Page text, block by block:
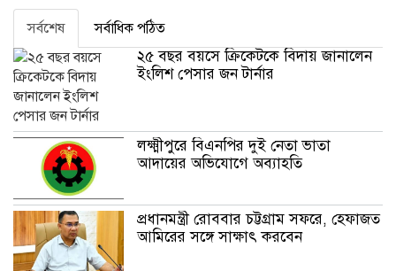
সর্বশেষ সর্বাধিক পঠিত
২৫ বছর বয়সে ক্রিকেটকে বিদায় জানালেন
ইংলিশ পেসার জন টার্নার
লক্ষ্মীপুরে বিএনপির দুই নেতা ভাতা
আদায়ের অভিযোগে অব্যাহতি
প্রধানমন্ত্রী রোববার চট্টগ্রাম সফরে, হেফাজত
আমিরের সঙ্গে সাক্ষাৎ করবেন